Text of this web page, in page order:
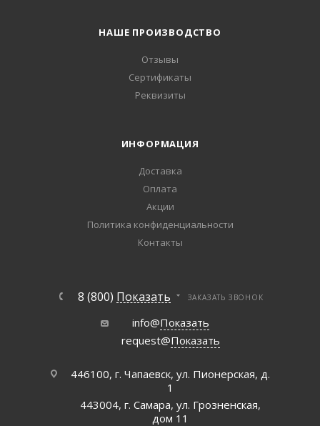
НАШЕ ПРОИЗВОДСТВО
Отзывы
Сертификаты
Реквизиты
ИНФОРМАЦИЯ
Доставка
Оплата
Акции
Политика конфиденциальности
Контакты
8 (800) Показать ЗАКАЗАТЬ ЗВОНОК
info@Показать
request@Показать
446100, г. Чапаевск, ул. Пионерская, д.
1
443004, г. Самара, ул. Грозненская,
дом 11